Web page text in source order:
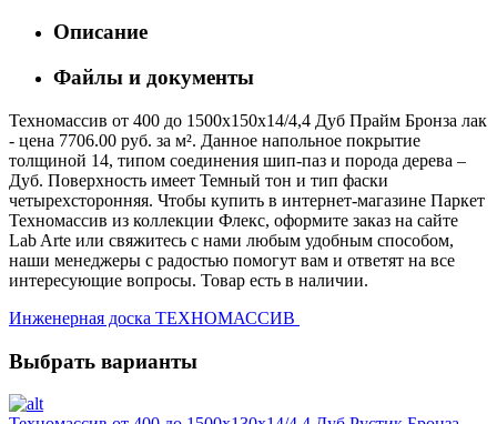
Описание
Файлы и документы
Техномассив от 400 до 1500х150х14/4,4 Дуб Прайм Бронза лак
- цена 7706.00 руб. за м². Данное напольное покрытие
толщиной 14, типом соединения шип-паз и порода дерева –
Дуб. Поверхность имеет Темный тон и тип фаски
четырехсторонняя. Чтобы купить в интернет-магазине Паркет
Техномассив из коллекции Флекс, оформите заказ на сайте
Lab Arte или свяжитесь с нами любым удобным способом,
наши менеджеры с радостью помогут вам и ответят на все
интересующие вопросы. Товар есть в наличии.
Инженерная доска ТЕХНОМАССИВ
Выбрать варианты